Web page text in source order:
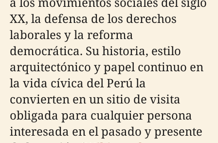
XX, la defensa de los derechos
laborales y la reforma
democrática. Su historia, estilo
arquitectónico y papel continuo en
la vida cívica del Perú la
convierten en un sitio de visita
obligada para cualquier persona
interesada en el pasado y presente